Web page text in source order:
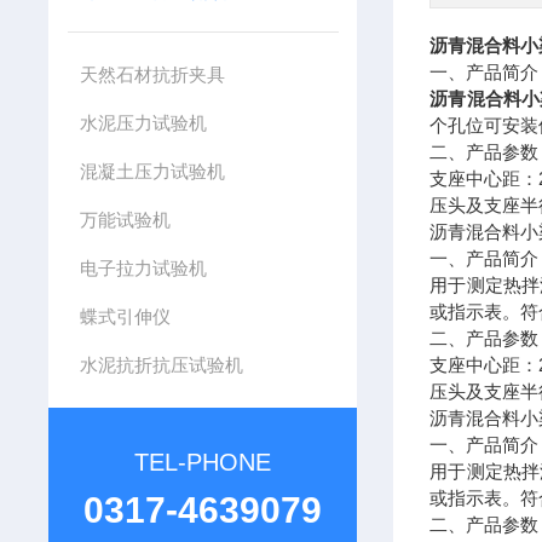
天然石材抗折夹具
水泥压力试验机
混凝土压力试验机
万能试验机
电子拉力试验机
蝶式引伸仪
水泥抗折抗压试验机
TEL-PHONE
0317-4639079
沥青混合料
一、产品简介
沥青混合料
个孔位可安
二、 产品参
支座中心距：
压头及支座
沥青混合料
一、产品简介
用于测定热
或指示表。符
二、 产品参
支座中心距：
压头及支座
沥青混合料
一、产品简介
用于测定热
或指示表。符
二、 产品参